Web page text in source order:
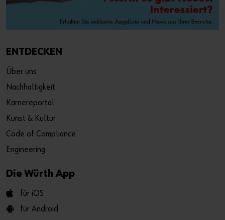
ENTDECKEN
Über uns
Nachhaltigkeit
Karriereportal
Kunst & Kultur
Code of Compliance
Engineering
Die Würth App
für iOS
für Android